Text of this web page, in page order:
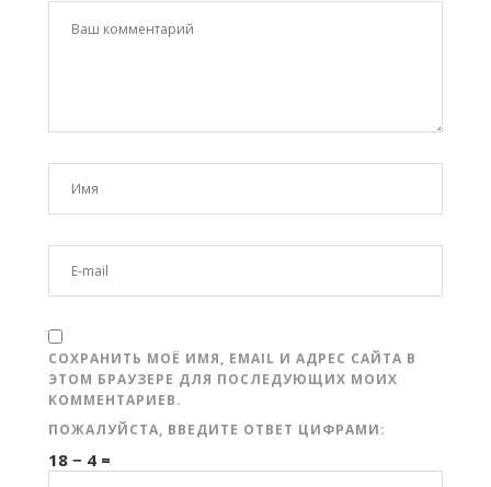
СОХРАНИТЬ МОЁ ИМЯ, EMAIL И АДРЕС САЙТА В
ЭТОМ БРАУЗЕРЕ ДЛЯ ПОСЛЕДУЮЩИХ МОИХ
КОММЕНТАРИЕВ.
ПОЖАЛУЙСТА, ВВЕДИТЕ ОТВЕТ ЦИФРАМИ:
18 − 4 =